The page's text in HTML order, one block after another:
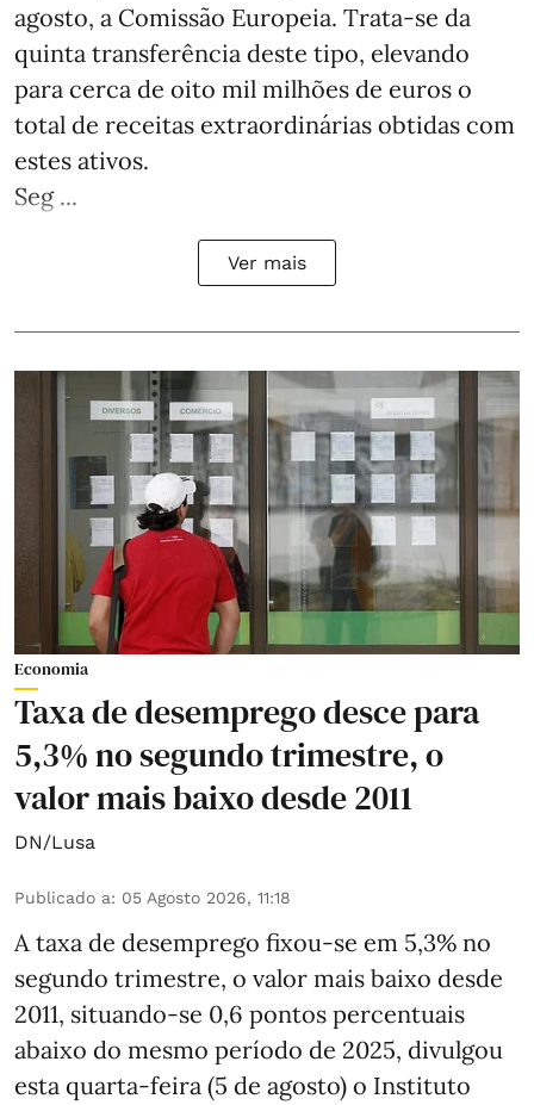
agosto, a Comissão Europeia. Trata-se da
quinta transferência deste tipo, elevando
para cerca de oito mil milhões de euros o
total de receitas extraordinárias obtidas com
estes ativos.
Seg ...
Ver mais
Economia
Taxa de desemprego desce para
5,3% no segundo trimestre, o
valor mais baixo desde 2011
DN/Lusa
Publicado a: 05 Agosto 2026, 11:18
A taxa de desemprego fixou-se em 5,3% no
segundo trimestre, o valor mais baixo desde
2011, situando-se 0,6 pontos percentuais
abaixo do mesmo período de 2025, divulgou
esta quarta-feira (5 de agosto) o Instituto